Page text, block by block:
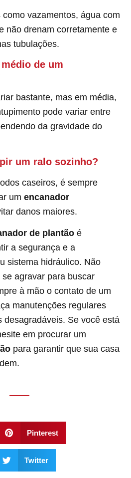
vazamentos, água com
não drenam corretamente e
tubulações.
de um
bastante, mas em média,
pode variar entre
da gravidade do
um ralo sozinho?
caseiros, é sempre
um encanador
danos maiores.
de plantão é
a segurança e a
sistema hidráulico. Não
agravar para buscar
à mão o contato de um
manutenções regulares
desagradáveis. Se você está
em procurar um
para garantir que sua casa
Pinterest
Twitter